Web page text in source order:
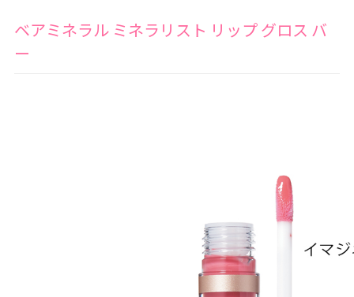
ベアミネラル ミネラリスト リップ グロス バ
ー